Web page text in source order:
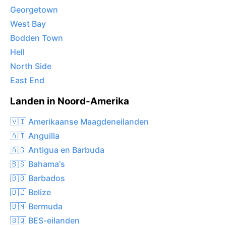
Georgetown
West Bay
Bodden Town
Hell
North Side
East End
Landen in Noord-Amerika
🇻🇮 Amerikaanse Maagdeneilanden
🇦🇮 Anguilla
🇦🇬 Antigua en Barbuda
🇧🇸 Bahama's
🇧🇧 Barbados
🇧🇿 Belize
🇧🇲 Bermuda
🇧🇶 BES-eilanden